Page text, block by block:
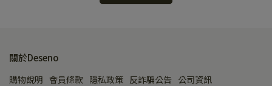
關於Deseno
購物說明 會員條款 隱私政策 反詐騙公告 公司資訊